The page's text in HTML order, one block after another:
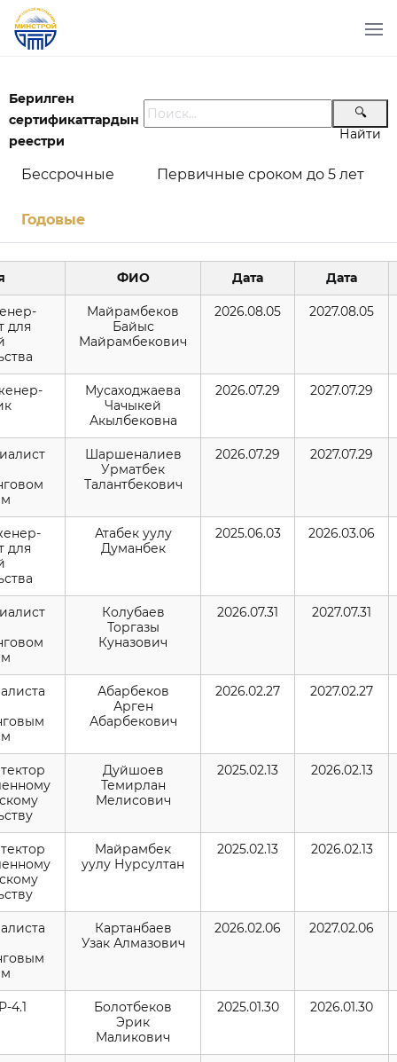
Берилген
сертификаттардын
реестри
🔍
Найти
Бессрочные Первичные сроком до 5 лет
Годовые
ФИО Дата Дата
для
Майрамбеков
Байыс
Майрамбекович
2026.08.05 2027.08.05
Мусаходжаева
Чачыкей
Акылбековна
2026.07.29 2027.07.29
Шаршеналиев
Урматбек
Талантбекович
2026.07.29 2027.07.29
для
Атабек уулу
Думанбек
2025.06.03 2026.03.06
Колубаев
Торгазы
Куназович
2026.07.31 2027.07.31
Абарбеков
Арген
Абарбекович
2026.02.27 2027.02.27
Дуйшоев
Темирлан
Мелисович
2025.02.13 2026.02.13
Майрамбек
уулу Нурсултан
2025.02.13 2026.02.13
Картанбаев
Узак Алмазович
2026.02.06 2027.02.06
4.1
Болотбеков
Эрик
Маликович
2025.01.30 2026.01.30